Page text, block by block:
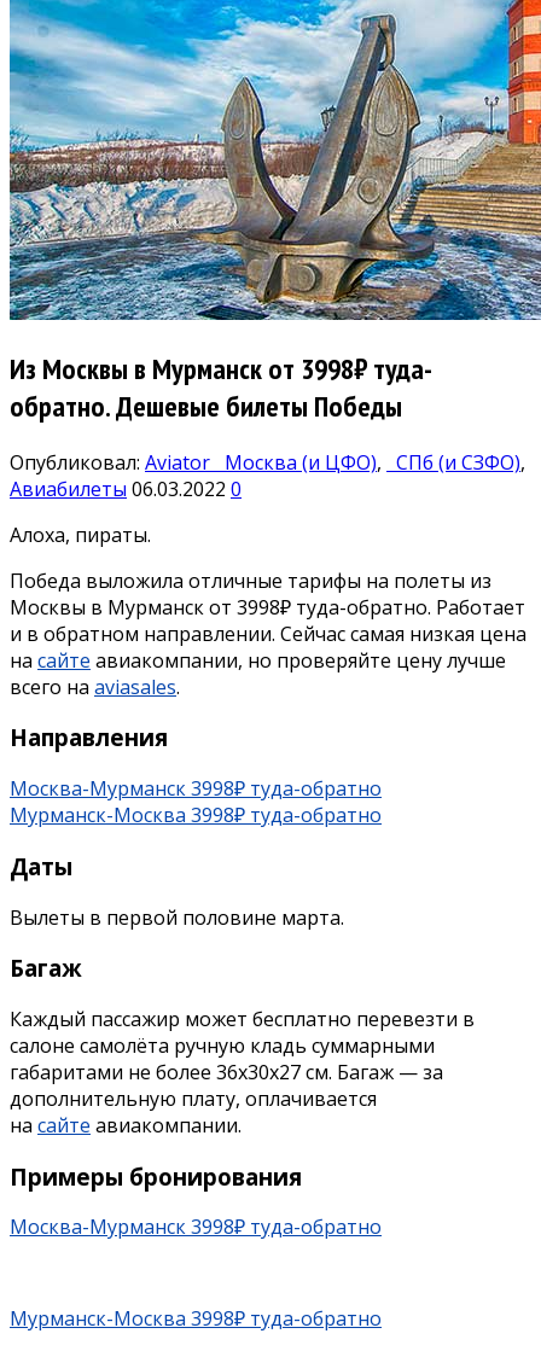
Из Москвы в Мурманск от 3998₽ туда-
обратно. Дешевые билеты Победы
Опубликовал: Aviator Москва (и ЦФО), СПб (и СЗФО),
Авиабилеты 06.03.2022 0
Алоха, пираты.
Победа выложила отличные тарифы на полеты из
Москвы в Мурманск от 3998₽ туда-обратно. Работает
и в обратном направлении. Сейчас самая низкая цена
на сайте авиакомпании, но проверяйте цену лучше
всего на aviasales.
Направления
Москва-Мурманск 3998₽ туда-обратно
Мурманск-Москва 3998₽ туда-обратно
Даты
Вылеты в первой половине марта.
Багаж
Каждый пассажир может бесплатно перевезти в
салоне самолёта ручную кладь суммарными
габаритами не более 36х30х27 см. Багаж — за
дополнительную плату, оплачивается
на сайте авиакомпании.
Примеры бронирования
Москва-Мурманск 3998₽ туда-обратно
Мурманск-Москва 3998₽ туда-обратно